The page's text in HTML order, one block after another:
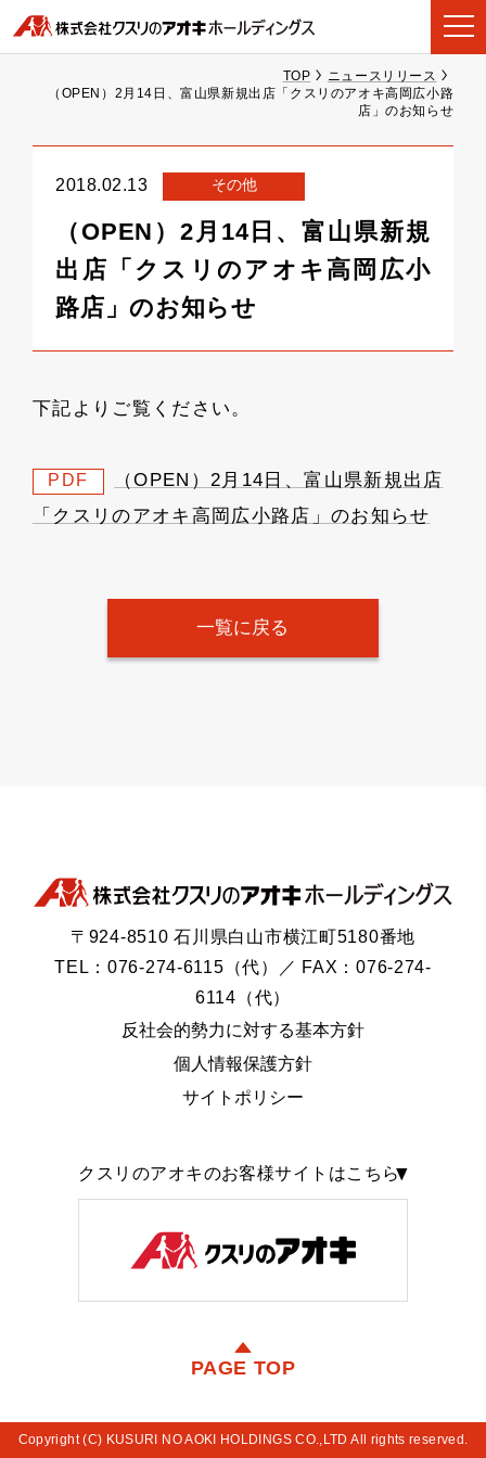
TOP
ニュースリリース
（OPEN）2月14日、富山県新規出店「クスリのアオキ高岡広小路
店」のお知らせ
2018.02.13 その他
（OPEN）2月14日、富山県新規
出店「クスリのアオキ高岡広小
路店」のお知らせ
下記よりご覧ください。
PDF
（OPEN）2月14日、富山県新規出店
「クスリのアオキ高岡広小路店」のお知らせ
一覧に戻る
〒924-8510 石川県白山市横江町5180番地
TEL：076-274-6115（代）／ FAX：076-274-
6114（代）
反社会的勢力に対する基本方針
個人情報保護方針
サイトポリシー
クスリのアオキのお客様サイトはこちら
PAGE TOP
Copyright (C) KUSURI NO AOKI HOLDINGS CO.,LTD All rights reserved.